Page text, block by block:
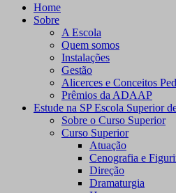
Home
Sobre
A Escola
Quem somos
Instalações
Gestão
Alicerces e Conceitos
Prêmios da ADAAP
Estude na SP Escola Superior
Sobre o Curso Superior
Curso Superior
Atuação
Cenografia e
Direção
Dramaturgia